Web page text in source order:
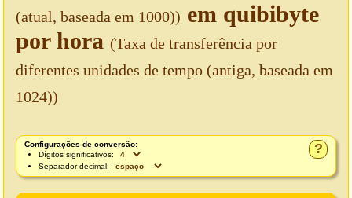
(atual, baseada em 1000)) em quibibyte
por hora (Taxa de transferência por
diferentes unidades de tempo (antiga, baseada em
1024))
?
Configurações de conversão:
Dígitos significativos:
Separador decimal: